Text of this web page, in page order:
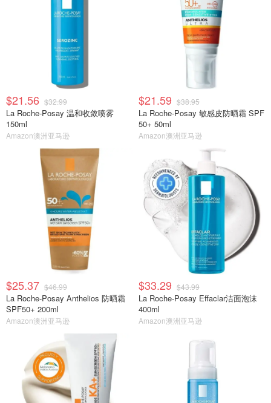
$21.56 $32.99
La Roche-Posay 温和收敛喷雾
150ml
Amazon澳洲亚马逊
$21.59 $38.95
La Roche-Posay 敏感皮防晒霜 SPF
50+ 50ml
Amazon澳洲亚马逊
$25.37 $46.99
La Roche-Posay Anthelios 防晒霜
SPF50+ 200ml
Amazon澳洲亚马逊
$33.29 $43.99
La Roche-Posay Effaclar洁面泡沫
400ml
Amazon澳洲亚马逊